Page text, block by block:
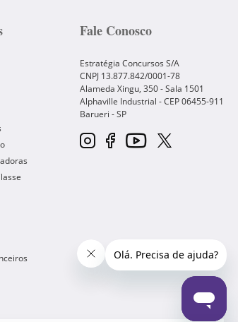
Fale Conosco
Estratégia Concursos S/A
CNPJ 13.877.842/0001-78
Alameda Xingu, 350 - Sala 1501
Alphaville Industrial - CEP06455-911
Barueri -SP